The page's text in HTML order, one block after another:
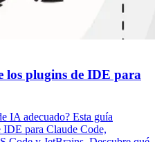
los plugins de IDE para
IA adecuado? Esta guía
IDE para Claude Code,